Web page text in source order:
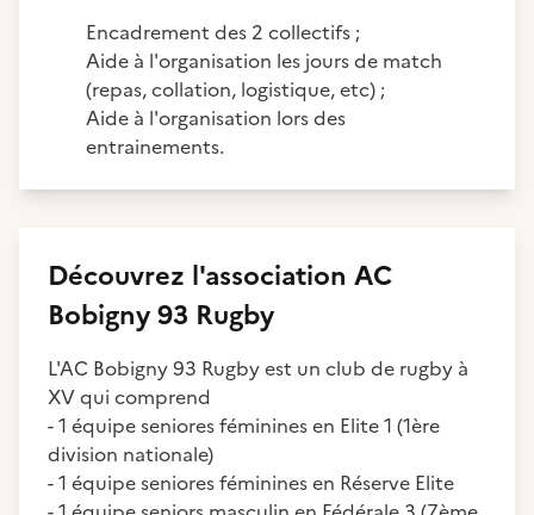
Encadrement des 2 collectifs ;
Aide à l'organisation les jours de match
(repas, collation, logistique, etc) ;
Aide à l'organisation lors des
entrainements.
Découvrez l'association AC
Bobigny 93 Rugby
L'AC Bobigny 93 Rugby est un club de rugby à
XV qui comprend
- 1 équipe seniores féminines en Elite 1 (1ère
division nationale)
- 1 équipe seniores féminines en Réserve Elite